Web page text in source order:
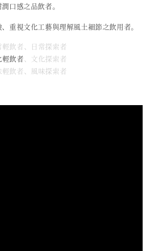
口感之品飲者。
重視文化工藝與理解風土細節之飲用者。
飲者、日常探索者
飲者、文化探索者
飲者、風味探索者